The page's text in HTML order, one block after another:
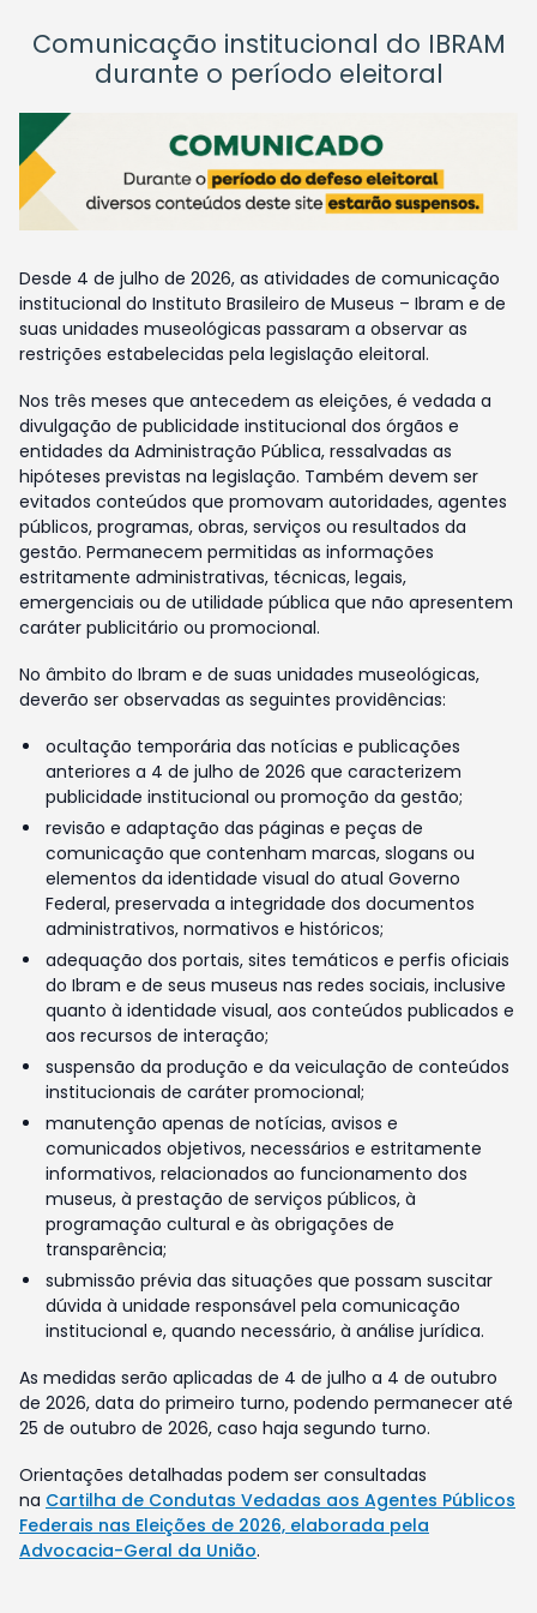
Comunicação institucional do IBRAM
durante o período eleitoral
Desde 4 de julho de 2026, as atividades de comunicação
institucional do Instituto Brasileiro de Museus – Ibram e de
suas unidades museológicas passaram a observar as
restrições estabelecidas pela legislação eleitoral.
Nos três meses que antecedem as eleições, é vedada a
divulgação de publicidade institucional dos órgãos e
entidades da Administração Pública, ressalvadas as
hipóteses previstas na legislação. Também devem ser
evitados conteúdos que promovam autoridades, agentes
públicos, programas, obras, serviços ou resultados da
gestão. Permanecem permitidas as informações
estritamente administrativas, técnicas, legais,
emergenciais ou de utilidade pública que não apresentem
caráter publicitário ou promocional.
No âmbito do Ibram e de suas unidades museológicas,
deverão ser observadas as seguintes providências:
ocultação temporária das notícias e publicações
anteriores a 4 de julho de 2026 que caracterizem
publicidade institucional ou promoção da gestão;
revisão e adaptação das páginas e peças de
comunicação que contenham marcas, slogans ou
elementos da identidade visual do atual Governo
Federal, preservada a integridade dos documentos
administrativos, normativos e históricos;
adequação dos portais, sites temáticos e perfis oficiais
do Ibram e de seus museus nas redes sociais, inclusive
quanto à identidade visual, aos conteúdos publicados e
aos recursos de interação;
suspensão da produção e da veiculação de conteúdos
institucionais de caráter promocional;
manutenção apenas de notícias, avisos e
comunicados objetivos, necessários e estritamente
informativos, relacionados ao funcionamento dos
museus, à prestação de serviços públicos, à
programação cultural e às obrigações de
transparência;
submissão prévia das situações que possam suscitar
dúvida à unidade responsável pela comunicação
institucional e, quando necessário, à análise jurídica.
As medidas serão aplicadas de 4 de julho a 4 de outubro
de 2026, data do primeiro turno, podendo permanecer até
25 de outubro de 2026, caso haja segundo turno.
Orientações detalhadas podem ser consultadas
na Cartilha de Condutas Vedadas aos Agentes Públicos
Federais nas Eleições de 2026, elaborada pela
Advocacia-Geral da União.